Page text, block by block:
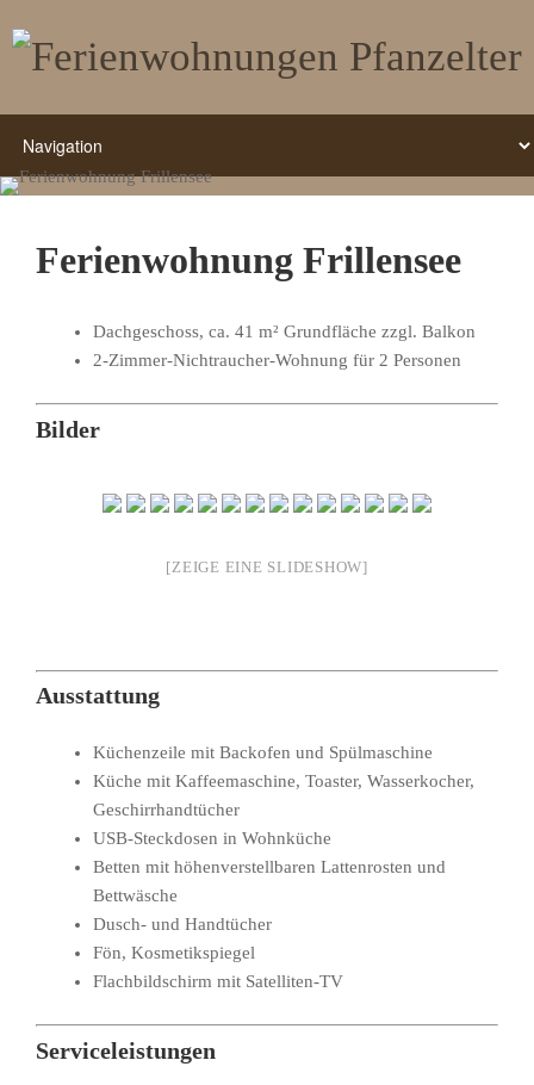
Ferienwohnung Frillensee
Dachgeschoss, ca. 41 m² Grundfläche zzgl. Balkon
2-Zimmer-Nichtraucher-Wohnung für 2 Personen
Bilder
[ZEIGE EINE SLIDESHOW]
Ausstattung
Küchenzeile mit Backofen und Spülmaschine
Küche mit Kaffeemaschine, Toaster, Wasserkocher,
Geschirrhandtücher
USB-Steckdosen in Wohnküche
Betten mit höhenverstellbaren Lattenrosten und
Bettwäsche
Dusch- und Handtücher
Fön, Kosmetikspiegel
Flachbildschirm mit Satelliten-TV
Serviceleistungen